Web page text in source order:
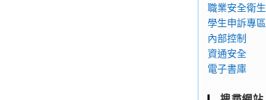
職業安全衛生
學生申訴專區
內部控制
資通安全
電子書庫